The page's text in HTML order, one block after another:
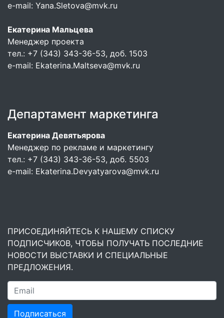
e-mail: Yana.Sletova@mvk.ru
Екатерина Мальцева
Менеджер проекта
тел.: +7 (343) 343-36-53, доб. 1503
e-mail: Ekaterina.Maltseva@mvk.ru
Департамент маркетинга
Екатерина Девятьярова
Менеджер по рекламе и маркетингу
тел.: +7 (343) 343-36-53, доб. 5503
e-mail: Ekaterina.Devyatyarova@mvk.ru
ПРИСОЕДИНЯЙТЕСЬ К НАШЕМУ СПИСКУ
ПОДПИСЧИКОВ, ЧТОБЫ ПОЛУЧАТЬ ПОСЛЕДНИЕ
НОВОСТИ ВЫСТАВКИ И СПЕЦИАЛЬНЫЕ
ПРЕДЛОЖЕНИЯ.
Подписаться